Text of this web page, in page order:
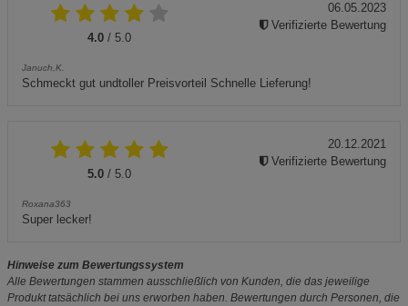
4.0 / 5.0
Januch,K.
Schmeckt gut undtoller Preisvorteil Schnelle Lieferung!
06.05.2023
Verifizierte Bewertung
5.0 / 5.0
Roxana363
Super lecker!
20.12.2021
Verifizierte Bewertung
Hinweise zum Bewertungssystem
Alle Bewertungen stammen ausschließlich von Kunden, die das jeweilige
Produkt tatsächlich bei uns erworben haben. Bewertungen durch Personen, die